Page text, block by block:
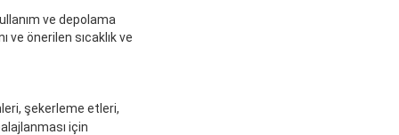
ve depolama
ve önerilen sıcaklık ve
şekerleme etleri,
için